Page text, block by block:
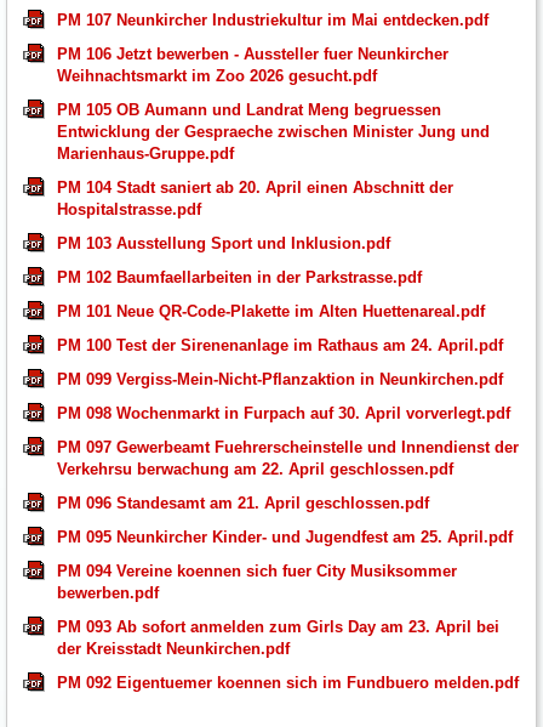
PM 107 Neunkircher Industriekultur im Mai entdecken.pdf
PM 106 Jetzt bewerben - Aussteller fuer Neunkircher
Weihnachtsmarkt im Zoo 2026 gesucht.pdf
PM 105 OB Aumann und Landrat Meng begruessen
Entwicklung der Gespraeche zwischen Minister Jung und
Marienhaus-Gruppe.pdf
PM 104 Stadt saniert ab 20. April einen Abschnitt der
Hospitalstrasse.pdf
PM 103 Ausstellung Sport und Inklusion.pdf
PM 102 Baumfaellarbeiten in der Parkstrasse.pdf
PM 101 Neue QR-Code-Plakette im Alten Huettenareal.pdf
PM 100 Test der Sirenenanlage im Rathaus am 24. April.pdf
PM 099 Vergiss-Mein-Nicht-Pflanzaktion in Neunkirchen.pdf
PM 098 Wochenmarkt in Furpach auf 30. April vorverlegt.pdf
PM 097 Gewerbeamt Fuehrerscheinstelle und Innendienst der
Verkehrsu berwachung am 22. April geschlossen.pdf
PM 096 Standesamt am 21. April geschlossen.pdf
PM 095 Neunkircher Kinder- und Jugendfest am 25. April.pdf
PM 094 Vereine koennen sich fuer City Musiksommer
bewerben.pdf
PM 093 Ab sofort anmelden zum Girls Day am 23. April bei
der Kreisstadt Neunkirchen.pdf
PM 092 Eigentuemer koennen sich im Fundbuero melden.pdf